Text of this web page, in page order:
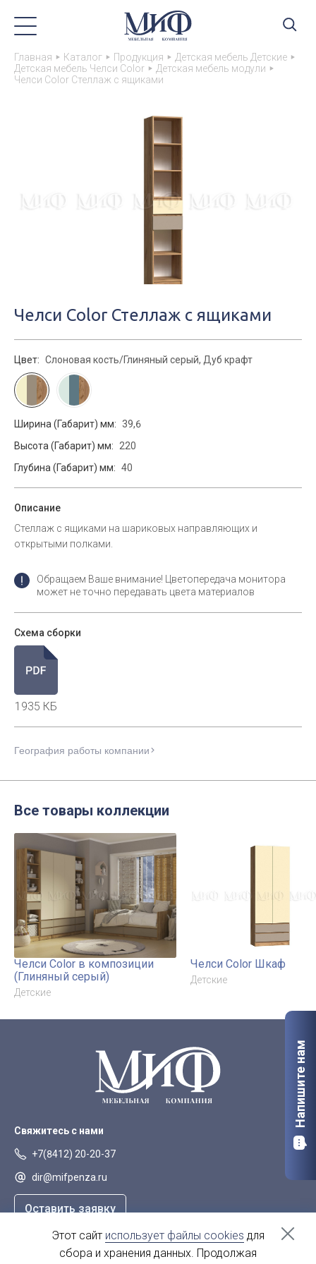
Главная Каталог Продукция
Детская мебель Детские
Детская мебель Челси Color
Детская мебель модули
Челси Color Стеллаж с ящиками
Челси Color Стеллаж с ящиками
Цвет: Слоновая кость/Глиняный серый, Дуб крафт
Ширина (Габарит) мм: 39,6
Высота (Габарит) мм:
220
Глубина (Габарит) мм: 40
Описание
Стеллаж с ящиками на шариковых направляющих и
открытыми полками.
Обращаем Ваше внимание! Цветопередача монитора
может не точно передавать цвета материалов
Схема сборки
1935 КБ
География работы компании
Все товары коллекции
Челси Color в композиции
(Глиняный серый)
Детские
Челси Color Шкаф
Детские
Свяжитесь с нами
+7(8412) 20-20-37
dir@mifpenza.ru
Оставить заявку
Напишите нам
Этот сайт использует файлы cookies для
сбора и хранения данных. Продолжая